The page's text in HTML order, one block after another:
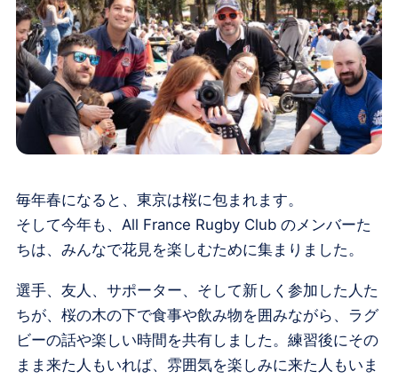
毎年春になると、東京は桜に包まれます。
そして今年も、 All France Rugby Clubのメンバーた
ちは、みんなで花見を楽しむために集まりました。
選手、友人、サポーター、そして新しく参加した人た
ちが、桜の木の下で食事や飲み物を囲みながら、ラグ
ビーの話や楽しい時間を共有しました。練習後にその
まま来た人もいれば、雰囲気を楽しみに来た人もいま